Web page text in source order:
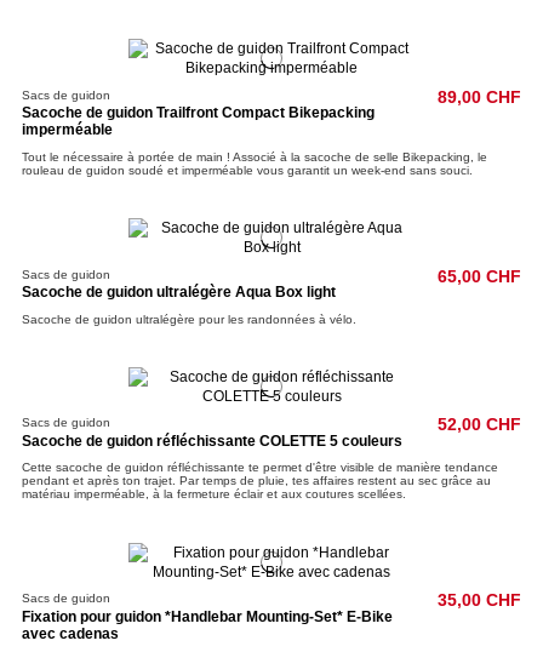
Sacs de guidon
Sacoche de guidon Trailfront Compact Bikepacking
imperméable
89,00 CHF
Tout le nécessaire à portée de main ! Associé à la sacoche de selle Bikepacking, le
rouleau de guidon soudé et imperméable vous garantit un week-end sans souci.
Sacs de guidon
Sacoche de guidon ultralégère Aqua Box light
65,00 CHF
Sacoche de guidon ultralégère pour les randonnées à vélo.
Sacs de guidon
Sacoche de guidon réfléchissante COLETTE 5 couleurs
52,00 CHF
Cette sacoche de guidon réfléchissante te permet d'être visible de manière tendance
pendant et après ton trajet. Par temps de pluie, tes affaires restent au sec grâce au
matériau imperméable, à la fermeture éclair et aux coutures scellées.
Sacs de guidon
Fixation pour guidon *Handlebar Mounting-Set* E-Bike
avec cadenas
35,00 CHF